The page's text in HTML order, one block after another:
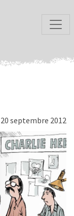
20 septembre 2012